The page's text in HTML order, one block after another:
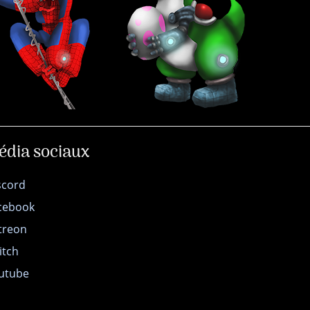
sociaux